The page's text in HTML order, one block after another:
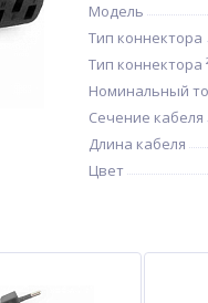
Модель
Тип коннектора
Тип коннектора
Номинальный
Сечение кабеля
Длина кабеля
Цвет